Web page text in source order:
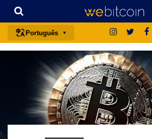
Português
português (BR)
english
español
français
italiano